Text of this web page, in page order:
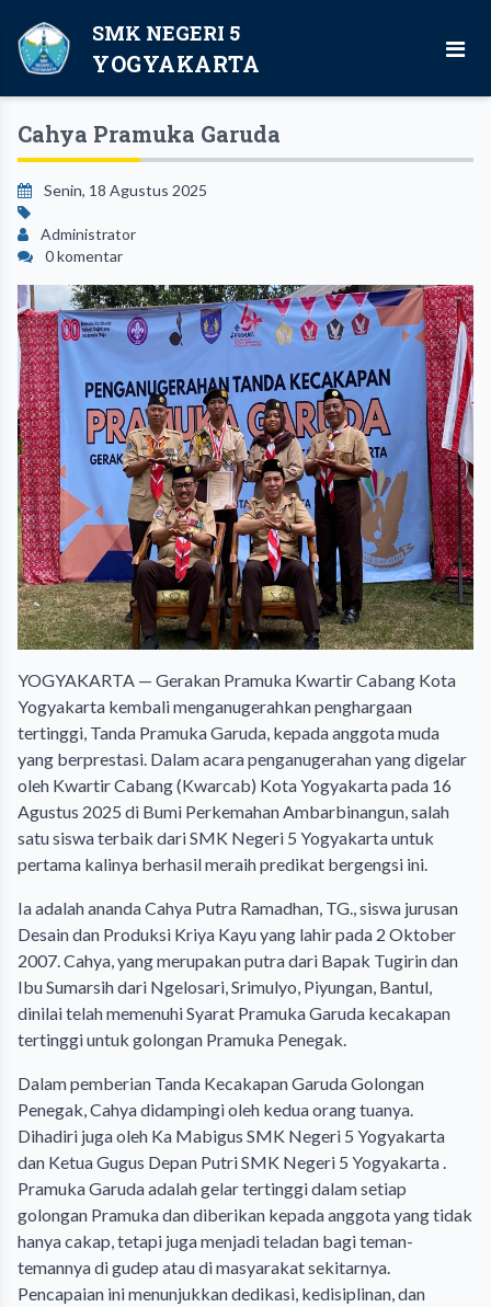
SMK NEGERI 5
YOGYAKARTA
Cahya Pramuka Garuda
Senin, 18 Agustus 2025
Administrator
0 komentar
YOGYAKARTA — Gerakan Pramuka Kwartir Cabang Kota
Yogyakarta kembali menganugerahkan penghargaan
tertinggi, Tanda Pramuka Garuda, kepada anggota muda
yang berprestasi. Dalam acara penganugerahan yang digelar
oleh Kwartir Cabang (Kwarcab) Kota Yogyakarta pada 16
Agustus 2025 di Bumi Perkemahan Ambarbinangun, salah
satu siswa terbaik dari SMK Negeri 5 Yogyakarta untuk
pertama kalinya berhasil meraih predikat bergengsi ini.
Ia adalah ananda Cahya Putra Ramadhan, TG., siswa jurusan
Desain dan Produksi Kriya Kayu yang lahir pada 2 Oktober
2007. Cahya, yang merupakan putra dari Bapak Tugirin dan
Ibu Sumarsih dari Ngelosari, Srimulyo, Piyungan, Bantul,
dinilai telah memenuhi Syarat Pramuka Garuda kecakapan
tertinggi untuk golongan Pramuka Penegak.
Dalam pemberian Tanda Kecakapan Garuda Golongan
Penegak, Cahya didampingi oleh kedua orang tuanya.
Dihadiri juga oleh Ka Mabigus SMK Negeri 5 Yogyakarta
dan Ketua Gugus Depan Putri SMK Negeri 5 Yogyakarta .
Pramuka Garuda adalah gelar tertinggi dalam setiap
golongan Pramuka dan diberikan kepada anggota yang tidak
hanya cakap, tetapi juga menjadi teladan bagi teman-
temannya di gudep atau di masyarakat sekitarnya.
Pencapaian ini menunjukkan dedikasi, kedisiplinan, dan